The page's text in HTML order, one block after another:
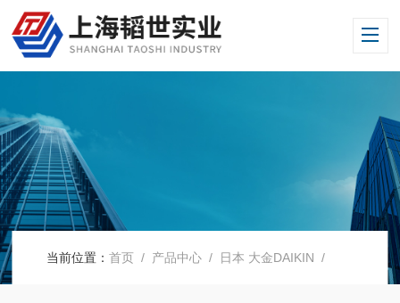
当前位置：首页 / 产品中心 / 日本 大金DAIKIN /